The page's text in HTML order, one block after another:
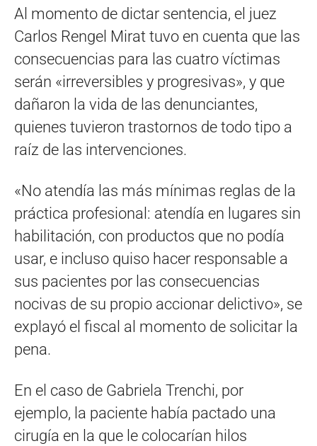
Al momento de dictar sentencia, el juez
Carlos Rengel Mirat tuvo en cuenta que las
consecuencias para las cuatro víctimas
serán «irreversibles y progresivas», y que
dañaron la vida de las denunciantes,
quienes tuvieron trastornos de todo tipo a
raíz de las intervenciones.
«No atendía las más mínimas reglas de la
práctica profesional: atendía en lugares sin
habilitación, con productos que no podía
usar, e incluso quiso hacer responsable a
sus pacientes por las consecuencias
nocivas de su propio accionar delictivo», se
explayó el fiscal al momento de solicitar la
pena.
En el caso de Gabriela Trenchi, por
ejemplo, la paciente había pactado una
cirugía en la que le colocarían hilos